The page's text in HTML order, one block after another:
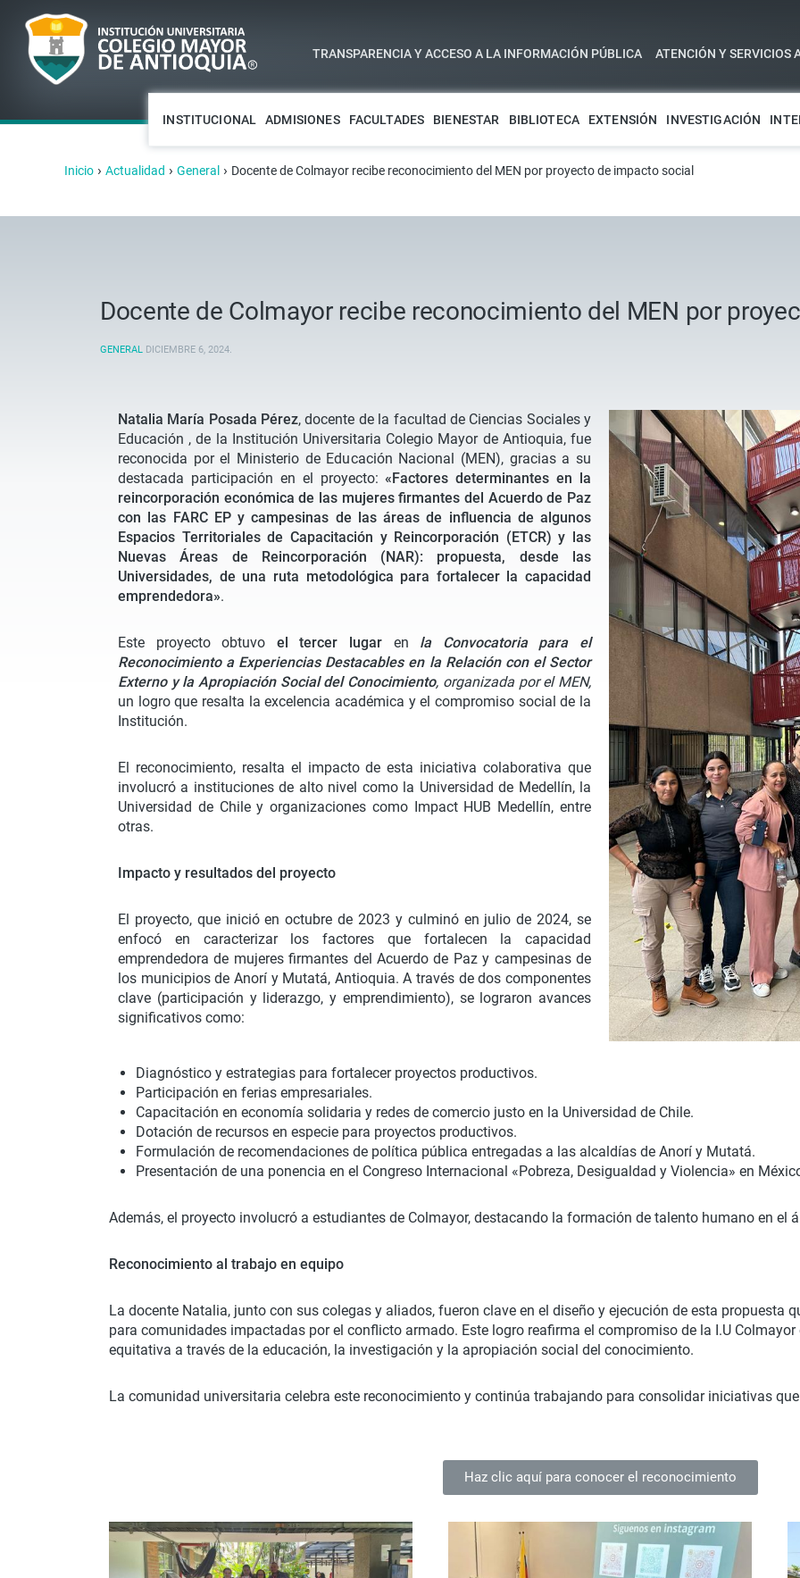
TRANSPARENCIA Y ACCESO A LA INFORMACIÓN PÚBLICA ATENCIÓN Y SERVICIOS
INSTITUCIONAL ADMISIONES FACULTADES BIENESTAR BIBLIOTECA EXTENSIÓN INVESTIGACIÓN
Inicio › Actualidad › General › Docente de Colmayor recibe reconocimiento del MEN por proyecto de impacto social
Docente de Colmayor recibe reconocimiento del MEN por
GENERAL DICIEMBRE 6, 2024.
Natalia María Posada Pérez, docente de la facultad de Ciencias Sociales y
Educación , de la Institución Universitaria Colegio Mayor de Antioquia, fue
reconocida por el Ministerio de Educación Nacional (MEN), gracias a su
destacada participación en el proyecto: «Factores determinantes en la
reincorporación económica de las mujeres firmantes del Acuerdo de Paz
con las FARC EP y campesinas de las áreas de influencia de algunos
Espacios Territoriales de Capacitación y Reincorporación (ETCR) y las
Nuevas Áreas de Reincorporación (NAR): propuesta, desde las
Universidades, de una ruta metodológica para fortalecer la capacidad
emprendedora».
Este proyecto obtuvo el tercer lugar en
la Convocatoria para el
Reconocimiento a Experiencias Destacables en la Relación con el Sector
Externo y la Apropiación Social del Conocimiento, organizada por el MEN,
un logro que resalta la excelencia académica y el compromiso social de la
Institución.
El reconocimiento, resalta el impacto de esta iniciativa colaborativa que
involucró a instituciones de alto nivel como la Universidad de Medellín, la
Universidad de Chile y organizaciones como Impact HUB Medellín, entre
otras.
Impacto y resultados del proyecto
El proyecto, que inició en octubre de 2023 y culminó en julio de 2024, se
enfocó en caracterizar los factores que fortalecen la capacidad
emprendedora de mujeres firmantes del Acuerdo de Paz y campesinas de
los municipios de Anorí y Mutatá, Antioquia. A través de dos componentes
clave (participación y liderazgo, y emprendimiento), se lograron avances
significativos como:
Diagnóstico y estrategias para fortalecer proyectos productivos.
Participación en ferias empresariales.
Capacitación en economía solidaria y redes de comercio justo en la Universidad de Chile.
Dotación de recursos en especie para proyectos productivos.
Formulación de recomendaciones de política pública entregadas a las alcaldías de Anorí y Mutatá.
Presentación de una ponencia en el Congreso Internacional «Pobreza, Desigualdad y Violencia» en
Además, el proyecto involucró a estudiantes de Colmayor, destacando la formación de talento humano en el
Reconocimiento al trabajo en equipo
La docente Natalia, junto con sus colegas y aliados, fueron clave en el diseño y ejecución de esta propuesta
para comunidades impactadas por el conflicto armado. Este logro reafirma el compromiso de la I.U
equitativa a través de la educación, la investigación y la apropiación social del conocimiento.
La comunidad universitaria celebra este reconocimiento y continúa trabajando para consolidar iniciativas
Haz clic aquí para conocer el reconocimiento